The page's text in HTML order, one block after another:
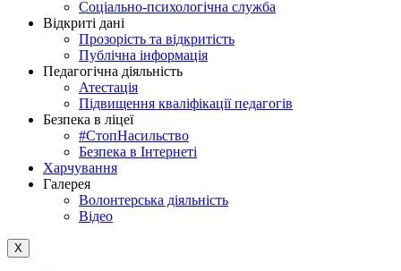
Соціально-психологічна служба
Відкриті дані
Прозорість та відкритість
Публічна інформація
Педагогічна діяльність
Атестація
Підвищення кваліфікації педагогів
Безпека в ліцеї
#СтопНасильство
Безпека в Інтернеті
Харчування
Галерея
Волонтерська діяльність
Відео
X